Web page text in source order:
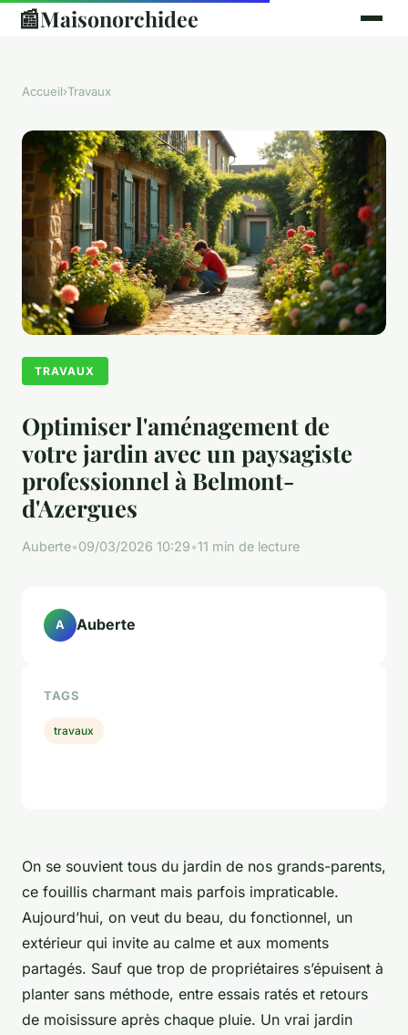
📰Maisonorchidee
Accueil›Travaux
TRAVAUX
Optimiser l'aménagement de
votre jardin avec un paysagiste
professionnel à Belmont-
d'Azergues
Auberte•09/03/2026 10:29•11 min de lecture
On se souvient tous du jardin de nos grands-parents,
ce fouillis charmant mais parfois impraticable.
Aujourd’hui, on veut du beau, du fonctionnel, un
extérieur qui invite au calme et aux moments
partagés. Sauf que trop de propriétaires s’épuisent à
planter sans méthode, entre essais ratés et retours
de moisissure après chaque pluie. Un vrai jardin
A Auberte
TAGS
travaux